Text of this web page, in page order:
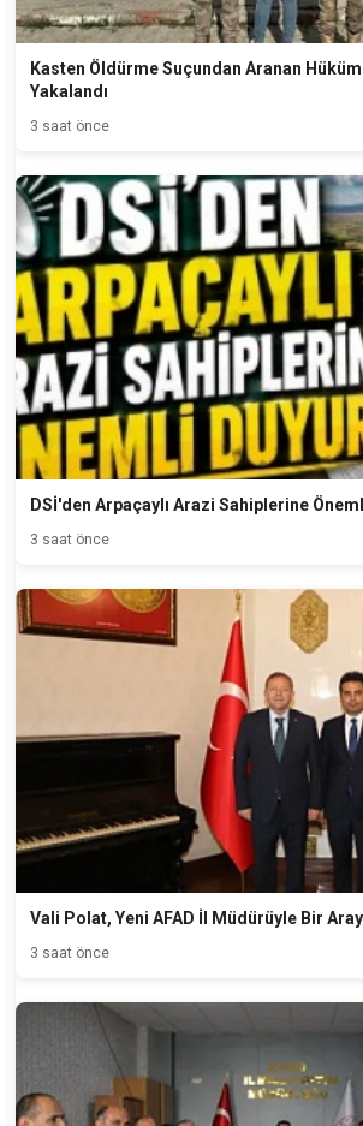
Kasten Öldürme Suçundan Aranan
Yakalandı
3 saat önce
DSİ'den Arpaçaylı Arazi Sahiplerine
3 saat önce
Vali Polat, Yeni AFAD İl Müdürüyle Bir
3 saat önce